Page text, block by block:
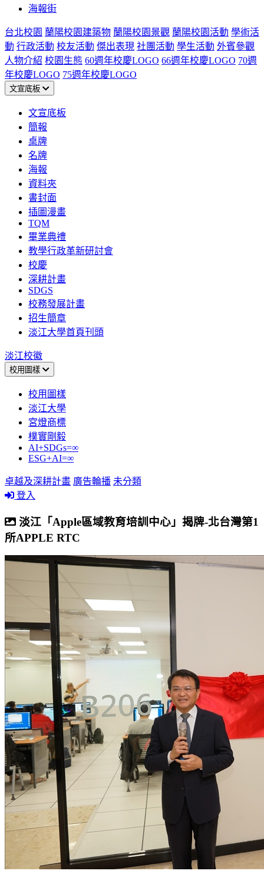
海報街
台北校園 蘭陽校園建築物 蘭陽校園景觀 蘭陽校園活動 學術活
動 行政活動 校友活動 傑出表現 社團活動 學生活動 外賓參觀
人物介紹 校園生態 60週年校慶LOGO 66週年校慶LOGO 70週
年校慶LOGO 75週年校慶LOGO
文宣底板
文宣底板
簡報
桌牌
名牌
海報
資料夾
書封面
插圖漫畫
TQM
畢業典禮
教學行政革新研討會
校慶
深耕計畫
SDGS
校務發展計畫
招生簡章
淡江大學首頁刊頭
淡江校徽
校用圖樣
校用圖樣
淡江大學
宮燈商標
樸實剛毅
AI+SDGs=∞
ESG+AI=∞
卓越及深耕計畫 廣告輪播 未分類
登入
淡江「Apple區域教育培訓中心」揭牌-北台灣第1
所APPLE RTC